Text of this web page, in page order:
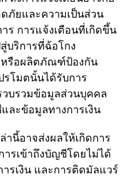
ภัยและความเป็นส่วน
ร การแจ้งเตือนที่เกิดขึ้น
บริการที่ฉ้อโกง
หรือผลิตภัณฑ์ป้องกัน
รโมตนั้นได้รับการ
วบรวมข้อมูลส่วนบุคคล
ละข้อมูลทางการเงิน
านี้อาจส่งผลให้เกิดการ
รเข้าถึงบัญชีโดยไม่ได้
รเงิน และการติดมัลแวร์